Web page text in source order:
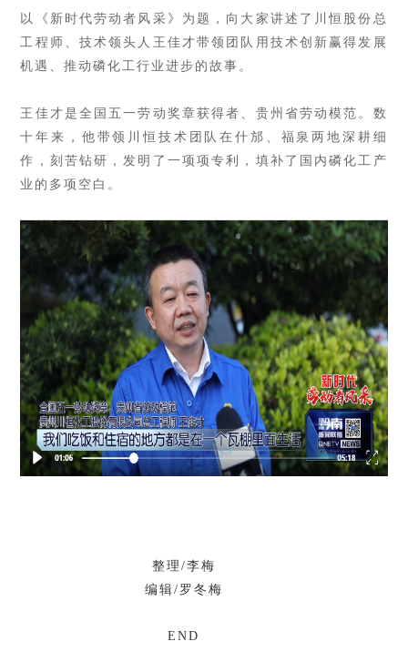
以《新时代劳动者风采》为题，向大家讲述了川恒股份总
工程师、技术领头人王佳才带领团队用技术创新赢得发展
机遇、推动磷化工行业进步的故事。
王佳才是全国五一劳动奖章获得者、贵州省劳动模范。数
十年来，他带领川恒技术团队在什邡、福泉两地深耕细
作，刻苦钻研，发明了一项项专利，填补了国内磷化工产
业的多项空白。
整理/李梅
编辑/罗冬梅
END